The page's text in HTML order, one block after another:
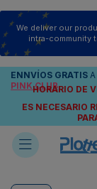
We deliver our
intra-community
ENNVÍOS GRATIS A
PINK CLUB
HORARIO DE
ES NECESARIO